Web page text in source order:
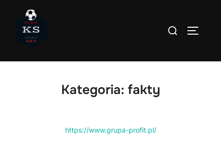
content
Search
Kategoria: fakty
https://www.grupa-profit.pl/